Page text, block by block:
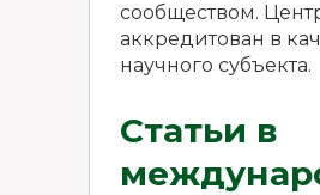
сообществом.
аккредитован в
научного субъекта.
Статьи в